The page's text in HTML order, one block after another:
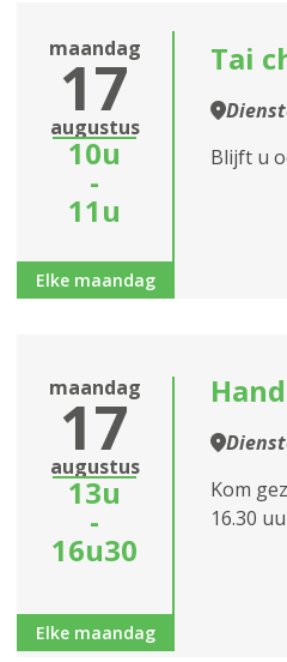
maandag
17
augustus
10u
-
11u
Elke maandag
Tai
Blijft u
maandag
17
augustus
13u
-
16u30
Elke maandag
Kom
16.30